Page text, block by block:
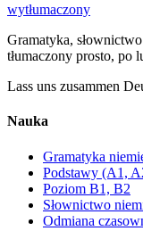
wytłumaczony
Gramatyka,
tłumaczony prosto, po
Lass uns zusammen
Nauka
Gramatyka
Podstawy (A1,
Poziom B1, B2
Słownictwo
Odmiana